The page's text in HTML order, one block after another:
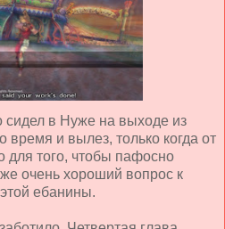
сидел в Нуже на выходе из
и вылез, только когда от
для того, чтобы пафосно
очень хороший вопрос к
ебанины.